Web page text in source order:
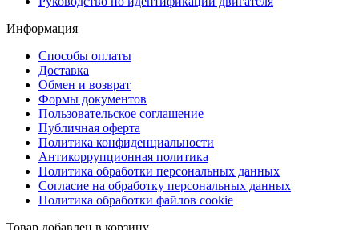
Информация
Способы оплаты
Доставка
Обмен и возврат
Формы документов
Пользовательское соглашение
Публичная оферта
Политика конфиденциальности
Антикоррупционная политика
Политика обработки персональных данных
Согласие на обработку персональных данных
Политика обработки файлов cookie
Товар добавлен в корзину